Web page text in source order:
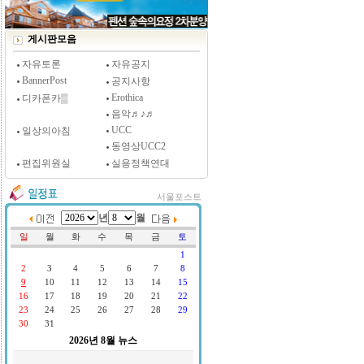
[시사저널 인터뷰] 윤방부 연세대 의대 명예교수,
"골초에게 전자담배를 허하라"
게시판모음
자유토론
자유공지
BannerPost
공지사항
디카폰카▒
Erothica
음악♬♪♬
일상의아침
UCC
동영상UCC2
편집위원실
실용정책연대
서울포스트